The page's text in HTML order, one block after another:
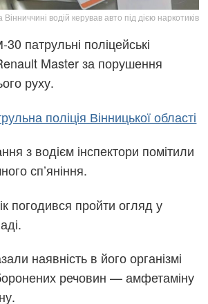
Вінниччині водій керував авто під дією наркотиків
патрульні поліцейські
Master за порушення
руху.
поліція Вінницької області
з водієм інспектори помітили
сп’яніння.
погодився пройти огляд у
наявність в його організмі
речовин — амфетаміну